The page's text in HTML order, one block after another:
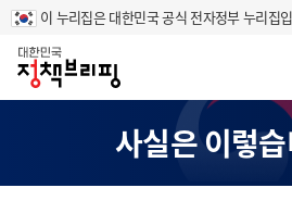
이 누리집은 대한민국 공식 전자정부 누리집
홈
사실은 이렇